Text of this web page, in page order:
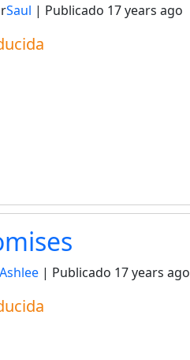
Saul | Publicado 17 years ago
| Publicado 17 years ago